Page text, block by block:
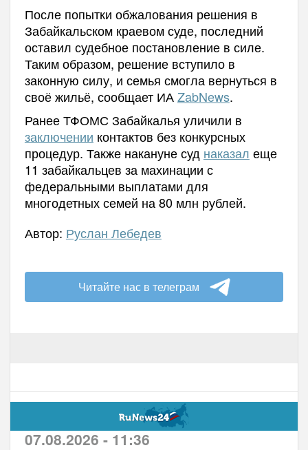
После попытки обжалования решения в
Забайкальском краевом суде, последний
оставил судебное постановление в силе.
Таким образом, решение вступило в
законную силу, и семья смогла вернуться в
своё жильё, сообщает ИАZabNews.
Ранее ТФОМС Забайкалья уличили в
заключении контактов без конкурсных
процедур. Также накануне суд наказал еще
11 забайкальцев за махинации с
федеральными выплатами для
многодетных семей на 80 млн рублей.
Автор: Руслан Лебедев
Читайте нас в телеграм
07.08.2026 - 11:36